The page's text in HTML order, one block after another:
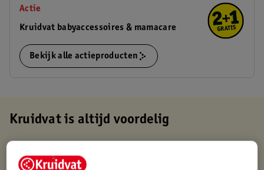
Actie
Kruidvat babyaccessoires & mamacare
Bekijk alle actieproducten
Kruidvat is altijd voordelig
Op werkdagen voor 22:00 uur besteld, volgende dag in huis